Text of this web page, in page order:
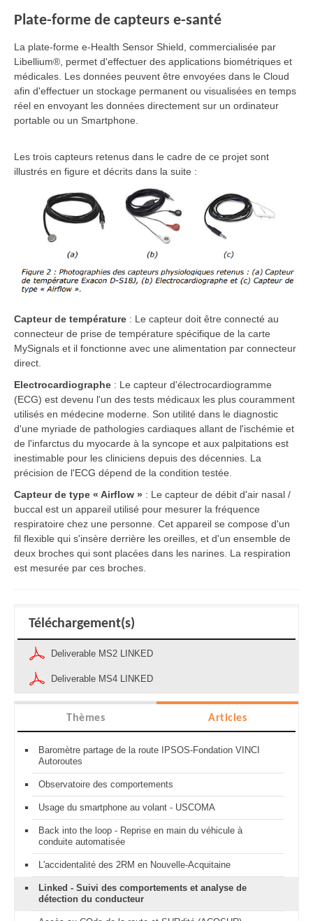
Plate-forme de capteurs e-santé
La plate-forme e-Health Sensor Shield, commercialisée par
Libellium®, permet d'effectuer des applications biométriques et
médicales. Les données peuvent être envoyées dans le Cloud
afin d'effectuer un stockage permanent ou visualisées en temps
réel en envoyant les données directement sur un ordinateur
portable ou un Smartphone.
Les trois capteurs retenus dans le cadre de ce projet sont
illustrés en figure et décrits dans la suite :
Capteur de température : Le capteur doit être connecté au
connecteur de prise de température spécifique de la carte
MySignals et il fonctionne avec une alimentation par connecteur
direct.
Electrocardiographe : Le capteur d'électrocardiogramme
(ECG) est devenu l'un des tests médicaux les plus couramment
utilisés en médecine moderne. Son utilité dans le diagnostic
d'une myriade de pathologies cardiaques allant de l'ischémie et
de l'infarctus du myocarde à la syncope et aux palpitations est
inestimable pour les cliniciens depuis des décennies. La
précision de l'ECG dépend de la condition testée.
Capteur de type « Airflow » : Le capteur de débit d'air nasal /
buccal est un appareil utilisé pour mesurer la fréquence
respiratoire chez une personne. Cet appareil se compose d'un
fil flexible qui s'insère derrière les oreilles, et d'un ensemble de
deux broches qui sont placées dans les narines. La respiration
est mesurée par ces broches.
Téléchargement(s)
Deliverable MS2 LINKED
Deliverable MS4 LINKED
Thèmes Articles
Baromètre partage de la route IPSOS-Fondation VINCI
Autoroutes
Observatoire des comportements
Usage du smartphone au volant - USCOMA
Back into the loop - Reprise en main du véhicule à
conduite automatisée
L'accidentalité des 2RM en Nouvelle-Acquitaine
Linked - Suivi des comportements et analyse de
détection du conducteur